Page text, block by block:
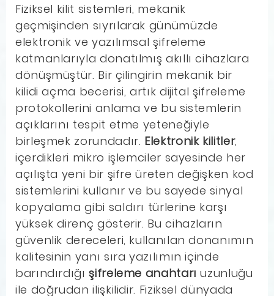
Fiziksel kilit sistemleri, mekanik
geçmişinden sıyrılarak günümüzde
elektronik ve yazılımsal şifreleme
katmanlarıyla donatılmış akıllı cihazlara
dönüşmüştür. Bir çilingirin mekanik bir
kilidi açma becerisi, artık dijital şifreleme
protokollerini anlama ve bu sistemlerin
açıklarını tespit etme yeteneğiyle
birleşmek zorundadır. Elektronik kilitler,
içerdikleri mikro işlemciler sayesinde her
açılışta yeni bir şifre üreten değişken kod
sistemlerini kullanır ve bu sayede sinyal
kopyalama gibi saldırı türlerine karşı
yüksek direnç gösterir. Bu cihazların
güvenlik dereceleri, kullanılan donanımın
kalitesinin yanı sıra yazılımın içinde
barındırdığışifreleme anahtarı uzunluğu
ile doğrudan ilişkilidir. Fiziksel dünyada